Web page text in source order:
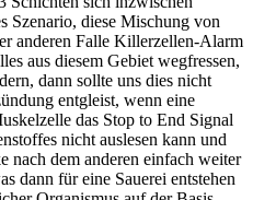
Szenario, diese Mischung von
anderen Falle Killerzellen-Alarm
aus diesem Gebiet wegfressen,
dann sollte uns dies nicht
entgleist, wenn eine
das Stop to End Signal
nicht auslesen kann und
nach dem anderen einfach weiter
dann für eine Sauerei entstehen